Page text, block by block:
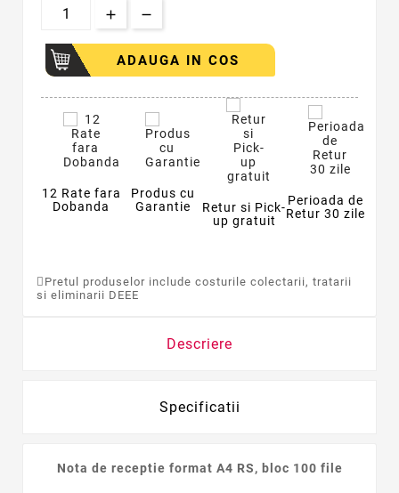
ADAUGA IN COS
12 Rate fara
Dobanda
Produs cu
Garantie
Retur si Pick-
up gratuit
Perioada de
Retur 30 zile
Pretul produselor include costurile colectarii, tratarii
si eliminarii DEEE
Descriere
Specificatii
Nota de receptie format A4 RS, bloc 100 file